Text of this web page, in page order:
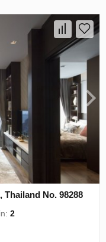
No. 98288
2